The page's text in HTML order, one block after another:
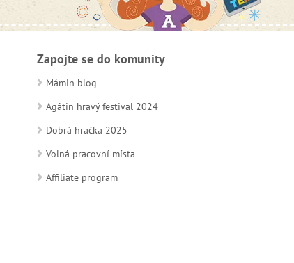
Zapojte se do komunity
Mámin blog
Agátin hravý festival 2024
Dobrá hračka 2025
Volná pracovní místa
Affiliate program